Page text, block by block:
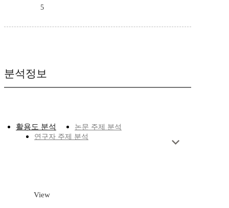
5
분석정보
활용도 분석
논문 주제 분석
연구자 주제 분석
View